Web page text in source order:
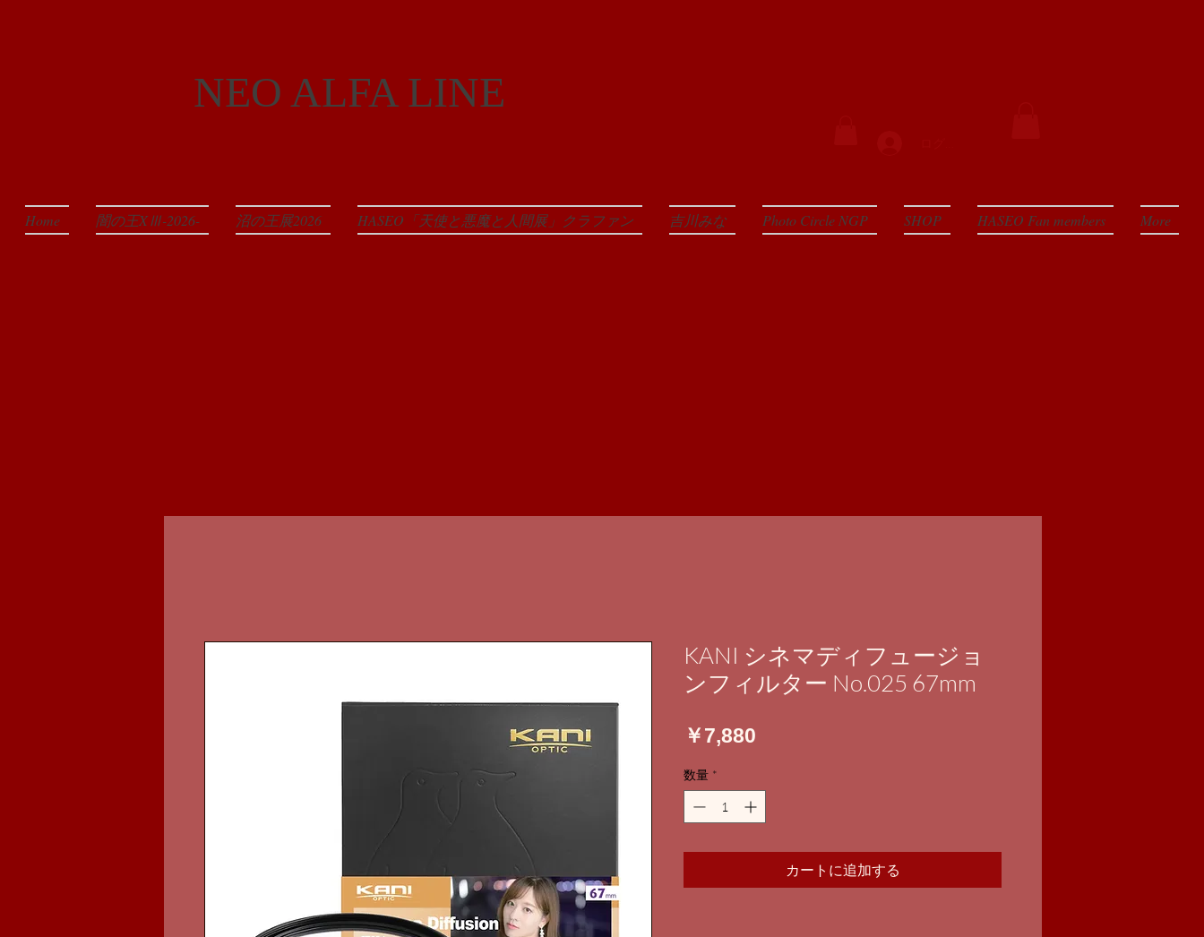
NEO ALFA LINE
Home 闇の王XⅢ-2026- 沼の王展2026 HASEO「天使と悪魔と人間展」クラファン 吉川みな Photo Circle NGP SHOP HASEO Fan members More
KANI シネマディフュージョ
ンフィルター No.025 67mm
￥7,880
数量 *
カートに追加する